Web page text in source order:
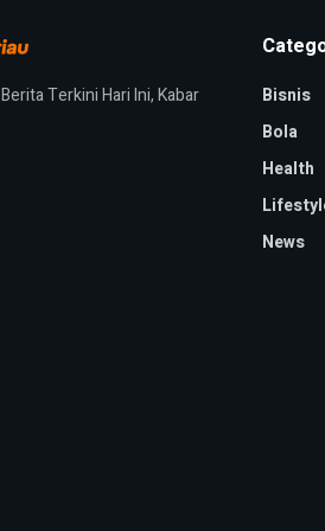
Terkini Hari Ini, Kabar
Bisnis
Bola
Health
News